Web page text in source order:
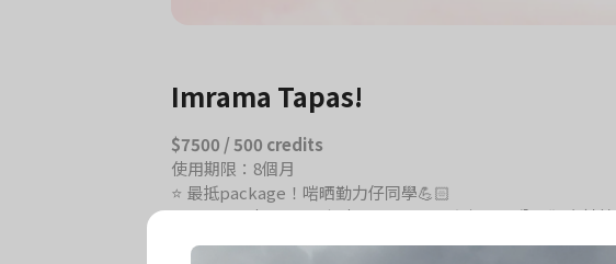
Imrama Tapas!
$7500 / 500 credits
使用期限：8個月
⭐️ 最抵package！啱晒勤力仔同學💪🏻
⭐️更可以二人share，每人250 credits／4個月，分開獨立計算
*只適用於瑜伽課堂。